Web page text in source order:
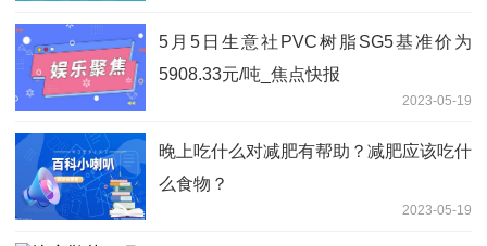
5月5日生意社PVC树脂SG5基准价为
5908.33元/吨_焦点快报
2023-05-19
晚上吃什么对减肥有帮助？减肥应该吃什
么食物？
2023-05-19